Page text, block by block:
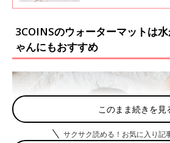
になるものが勢ぞろい
3COINSのウォーターマットは
ゃんにもおすすめ
このまま続きを見
サクサク読める！お気に入り記